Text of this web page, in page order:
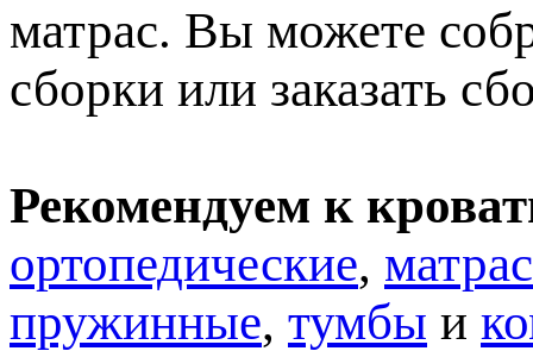
матрас. Вы можете
сборки или заказать
Рекомендуем к
ортопедические,
пружинные, тумбы и